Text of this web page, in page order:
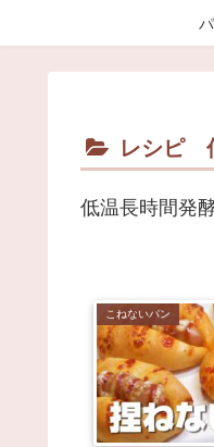
レシピ
低温長時間発
こねないパン